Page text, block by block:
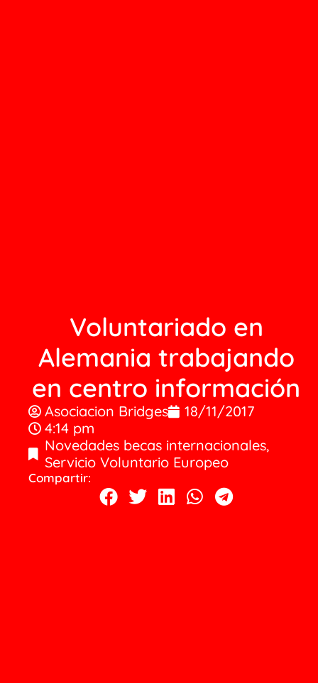
Voluntariado en
Alemania trabajando
en centro información
Asociacion Bridges
18/11/2017
4:14 pm
Novedades becas internacionales,
Servicio Voluntario Europeo
Compartir: